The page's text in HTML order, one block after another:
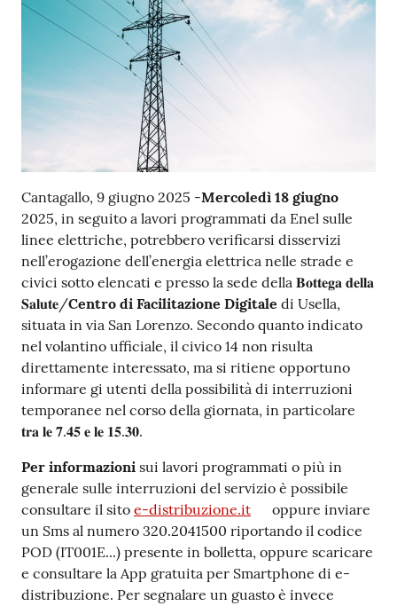
Contenuto
Cantagallo, 9 giugno 2025 -Mercoledì 18 giugno
2025, in seguito a lavori programmati da Enel sulle
linee elettriche, potrebbero verificarsi disservizi
nell’erogazione dell’energia elettrica nelle strade e
civici sotto elencati e presso la sede della 𝐁𝐨𝐭𝐭𝐞𝐠𝐚 𝐝𝐞𝐥𝐥𝐚
𝐒𝐚𝐥𝐮𝐭𝐞/Centro di Facilitazione Digitale di Usella,
situata in via San Lorenzo. Secondo quanto indicato
nel volantino ufficiale, il civico 14 non risulta
direttamente interessato, ma si ritiene opportuno
informare gi utenti della possibilità di interruzioni
temporanee nel corso della giornata, in particolare
𝐭𝐫𝐚 𝐥𝐞 𝟕.𝟒𝟓 𝐞 𝐥𝐞 𝟏𝟓.𝟑𝟎.
Per informazioni sui lavori programmati o più in
generale sulle interruzioni del servizio è possibile
consultare il sito e-distribuzione.it
oppure inviare
un Sms al numero 320.2041500 riportando il codice
POD (IT001E...) presente in bolletta, oppure scaricare
e consultare la App gratuita per Smartphone di e-
distribuzione. Per segnalare un guasto è invece